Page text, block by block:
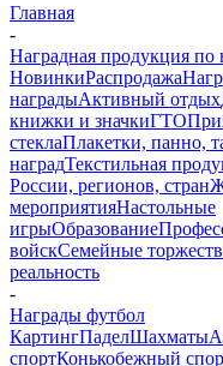
Главная
-
Наградная продукция по
НовинкиРаспродажа
наградыАктивный отдых
книжки и значкиГТО
стеклаПлакетки, панно,
наградТекстильная
России, регионов, стран
мероприятияНастольные
игрыОбразование
войскСемейные
реальность
-
Награды футбол
КартингПаделШахматы
спортКонькобежный